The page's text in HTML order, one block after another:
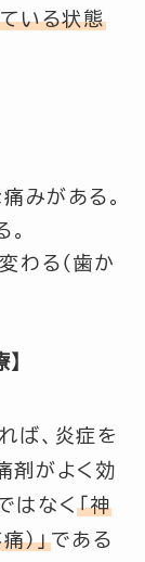
ている状態
みがある。
わる（歯か
ば、炎症を
剤がよく効
はなく「神
）」である